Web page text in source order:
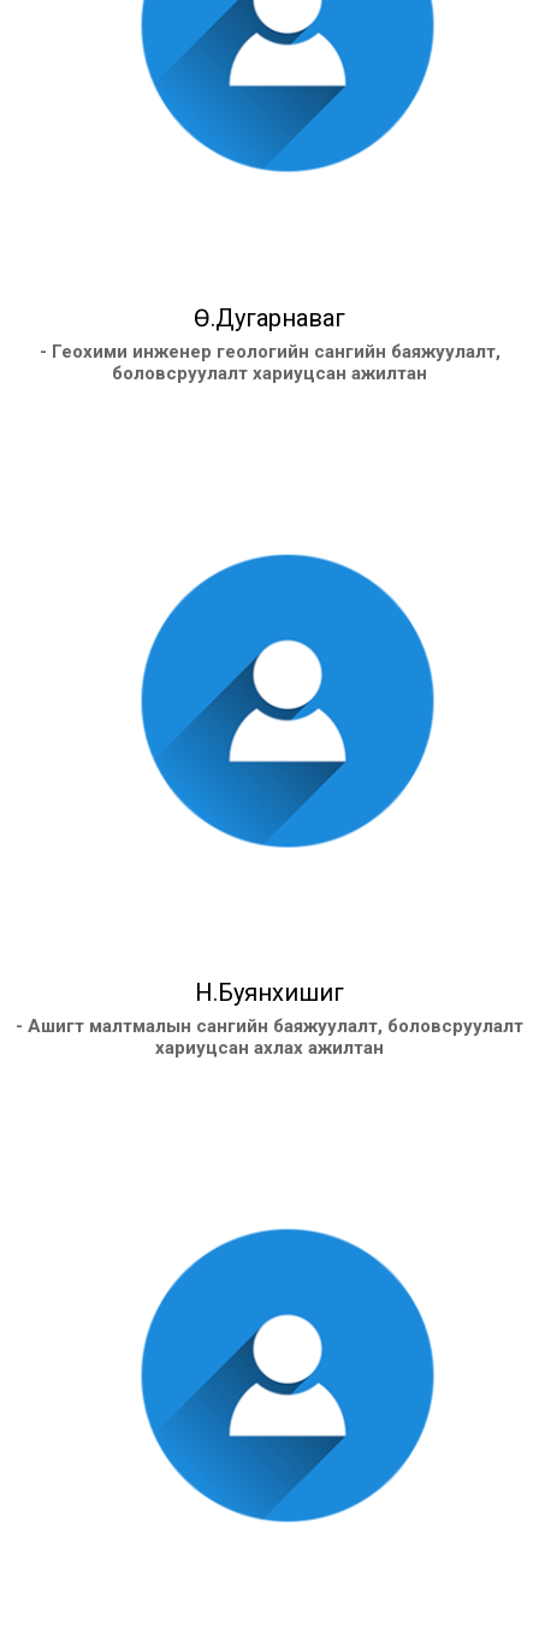
Ө.Дугарнаваг
- Геохими инженер геологийн сангийн баяжуулалт,
боловсруулалт хариуцсан ажилтан
Н.Буянхишиг
- Ашигт малтмалын сангийн баяжуулалт, боловсруулалт
хариуцсан ахлах ажилтан